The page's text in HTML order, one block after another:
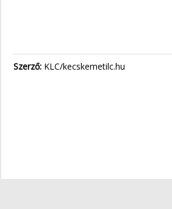
Szerző: KLC/kecskemetilc.hu